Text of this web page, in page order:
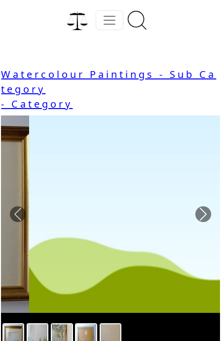
Watercolour Paintings - Sub Ca
tegory
- Category
Previous